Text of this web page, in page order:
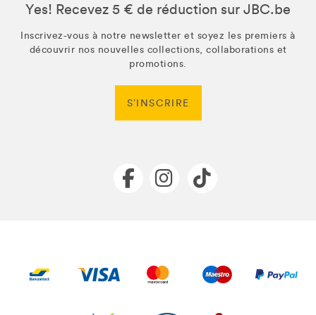
Yes! Recevez 5 € de réduction sur JBC.be
Inscrivez-vous à notre newsletter et soyez les premiers à
découvrir nos nouvelles collections, collaborations et
promotions.
S’INSCRIRE